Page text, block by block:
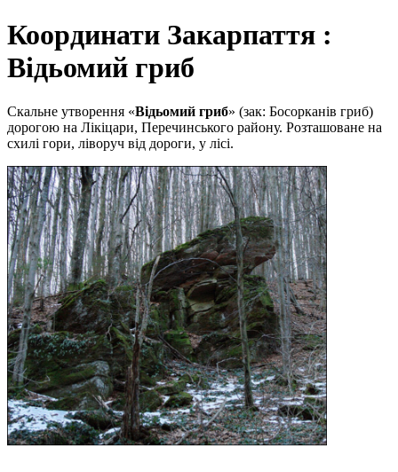
Координати Закарпаття :
Відьомий гриб
Скальне утворення «Відьомий гриб» (зак: Босорканів гриб)
дорогою на Лікіцари, Перечинського району. Розташоване на
схилі гори, ліворуч від дороги, у лісі.